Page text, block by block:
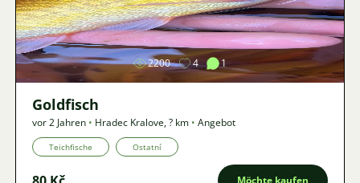
Bild
2200 4 1
Goldfisch
vor 2 Jahren • Hradec Kralove,? km • Angebot
Teichfische Ostatní
Möchte kaufen